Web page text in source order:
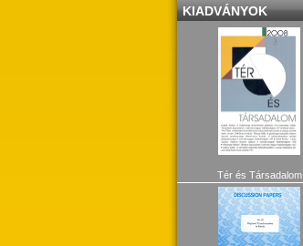
KIADVÁNYOK
Tér és Társadalom